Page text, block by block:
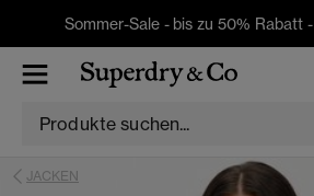
Sommer-Sale - bis zu 50% Rabatt -
JACKEN